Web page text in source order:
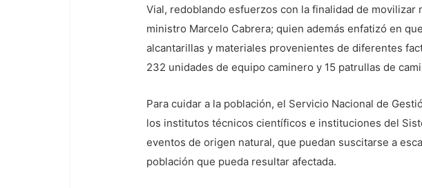
Vial, redoblando esfuerzos con la finalidad de
ministro Marcelo Cabrera; quien además enfatizó en
alcantarillas y materiales provenientes de diferentes
232 unidades de equipo caminero y 15 patrullas de
Para cuidar a la población, el Servicio Nacional de
los institutos técnicos científicos e instituciones del
eventos de origen natural, que puedan suscitarse a
población que pueda resultar afectada.